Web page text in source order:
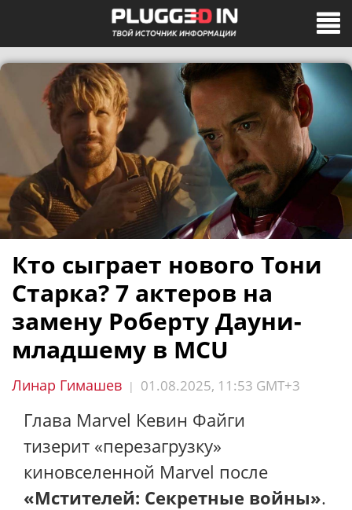
Кто сыграет нового Тони
Старка? 7 актеров на
замену Роберту Дауни-
младшему в MCU
Линар Гимашев | 01.08.2025, 11:53 GMT+3
Глава Marvel Кевин Файги
тизерит «перезагрузку»
киновселенной Marvel после
«Мстителей: Секретные войны».